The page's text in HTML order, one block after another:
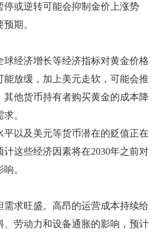
停或逆转可能会抑制金价上涨势
期。
经济增长等经济指标对黄金价格
放缓，加上美元走软，可能会推
他货币持有者购买黄金的成本降
。
平以及美元等货币潜在的贬值正在
这些经济因素将在2030年之前对
。
需求旺盛。高昂的运营成本持续给
、劳动力和设备通胀的影响，预计